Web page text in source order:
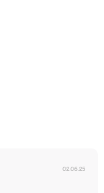
02.06.25